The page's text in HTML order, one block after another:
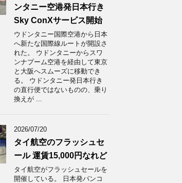
ンタニー空港発日本行き
Sky ConXサービス開始
ウドンタニー国際空港から日本
へ新たな国際線ルートが開設さ
れた。 ウドンタニーからスワ
ンナプーム空港を経由して東京
と大阪へスムーズに移動でき
る。 ウドンタニー発日本行き
の直行便ではないものの、乗り
換えが ...
2026/07/20
タイ航空のフラッシュセ
ール 運賃15,000円なれど
タイ航空がフラッシュセールを
開催している。 日本発バンコ